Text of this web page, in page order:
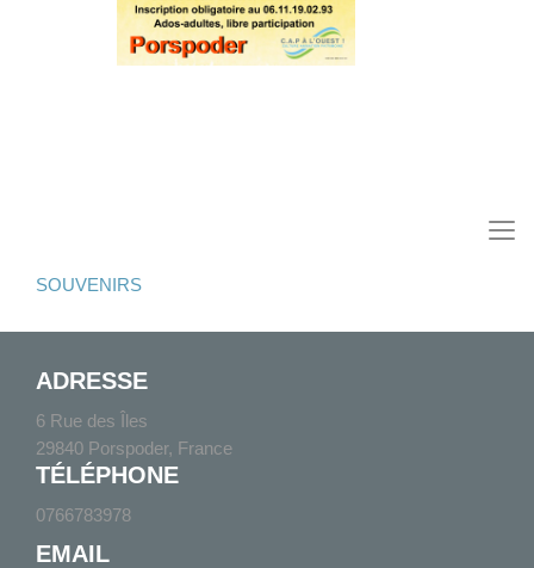
SOUVENIRS
ADRESSE
6 Rue des Îles
29840 Porspoder, France
TÉLÉPHONE
0766783978
EMAIL